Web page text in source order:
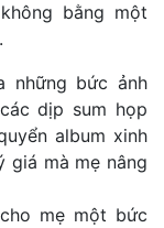
bằng một
những bức ảnh
dịp sum họp
album xinh
giá mà mẹ nâng
mẹ một bức